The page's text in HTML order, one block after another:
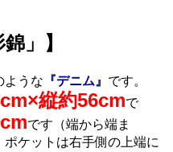
」】
ような 『デニム』 です。
縦約56cmで
です（端から端ま
ケットは右手側の上端に